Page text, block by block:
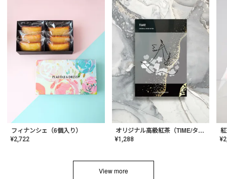
フィナンシェ（6個入り）
¥2,722
オリジナル高級紅茶（TIME/タイム）【ギフト/プチギフト/プレゼント/内祝い/結婚式/オリジナル配合/高品質/ハーブティー/茶葉/記念日/お返し/手土産/美容/おしゃれ】
¥1,288 ¥
View more